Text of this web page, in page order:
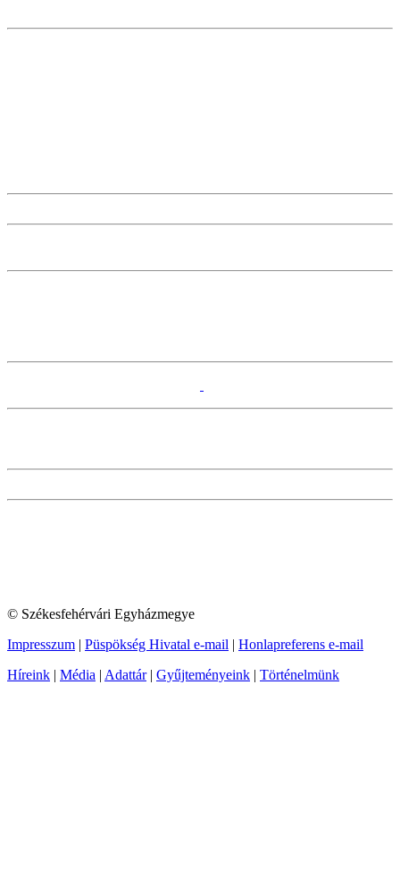
© Székesfehérvári Egyházmegye
Impresszum | Püspökség Hivatal e-mail | Honlapreferens e-mail
Híreink | Média | Adattár| Gyűjteményeink | Történelmünk